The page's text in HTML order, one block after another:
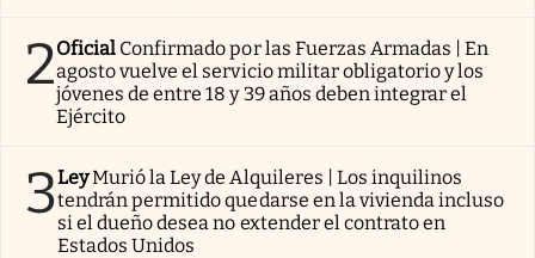
2Oficial Confirmado por las Fuerzas Armadas | En
agosto vuelve el servicio militar obligatorio y los
jóvenes de entre 18 y 39 años deben integrar el
Ejército
3LeyMurió la Ley de Alquileres | Los inquilinos
tendrán permitido quedarse en la vivienda incluso
si el dueño desea no extender el contrato en
Estados Unidos